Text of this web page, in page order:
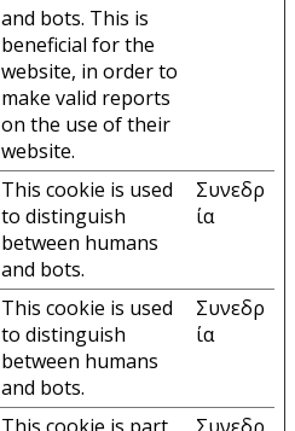
and bots. This is
beneficial for the
website, in order to
make valid reports
on the use of their
website.
This cookie is used
to distinguish
between humans
and bots.
Συνεδρ
ία
This cookie is used
to distinguish
between humans
and bots.
Συνεδρ
ία